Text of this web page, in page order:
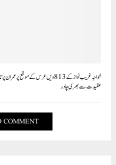
خواجہ غریب نواز کے 813 ویں عرس کے
عقیدت سے بھری چادر
COMMENT